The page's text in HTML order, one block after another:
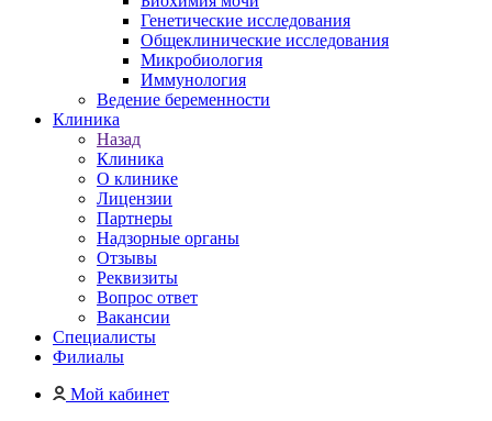
Генетические исследования
Общеклинические исследования
Микробиология
Иммунология
Ведение беременности
Клиника
Назад
Клиника
О клинике
Лицензии
Партнеры
Надзорные органы
Отзывы
Реквизиты
Вопрос ответ
Вакансии
Специалисты
Филиалы
Мой кабинет